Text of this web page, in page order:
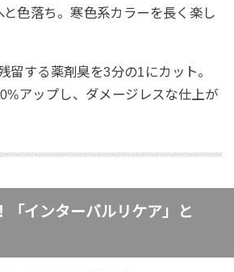
と色落ち。寒色系カラーを長く楽し
留する薬剤臭を3分の1にカット。
アップし、ダメージレスな仕上が
「インターバルリケア」と